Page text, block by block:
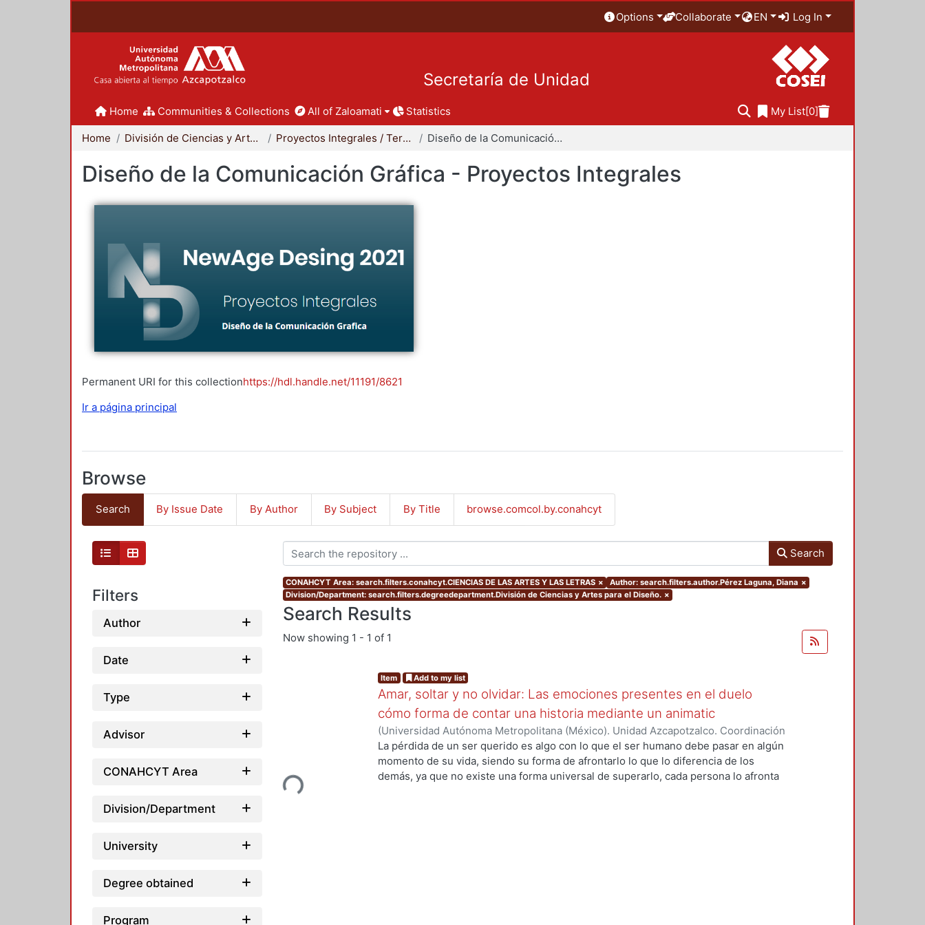
Options Collaborate EN Log In
Secretaría de Unidad
Home Communities & Collections All of Zaloamati Statistics My List[0]
Home División de Ciencias y Artes para el Diseño Proyectos Integrales / Terminales - Licenciatura Diseño de la Comunicación Gráfica - Proyectos Integrales
Diseño de la Comunicación Gráfica - Proyectos Integrales
Permanent URI for this collectionhttps://hdl.handle.net/11191/8621
Ir a página principal
Browse
Search By Issue Date By Author By Subject By Title browse.comcol.by.conahcyt
Filters
Author
Date
Type
Advisor
CONAHCYT Area
Division/Department
University
Degree obtained
Program
Search
CONAHCYT Area: search.filters.conahcyt.CIENCIAS DE LAS ARTES Y LAS LETRAS × Author: search.filters.author.Pérez Laguna, Diana ×
Division/Department: search.filters.degreedepartment.División de Ciencias y Artes para el Diseño. ×
Search Results
Now showing 1 - 1 of 1
Loading...
Item Add to my list
Amar, soltar y no olvidar: Las emociones presentes en el duelo
cómo forma de contar una historia mediante un animatic
(Universidad Autónoma Metropolitana (México). Unidad Azcapotzalco. Coordinación
de Servicios de Información.,2024-01)Pérez Laguna, Diana
La pérdida de un ser querido es algo con lo que el ser humano debe pasar en algún
momento de su vida, siendo su forma de afrontarlo lo que lo diferencia de los
demás, ya que no existe una forma universal de superarlo, cada persona lo afronta